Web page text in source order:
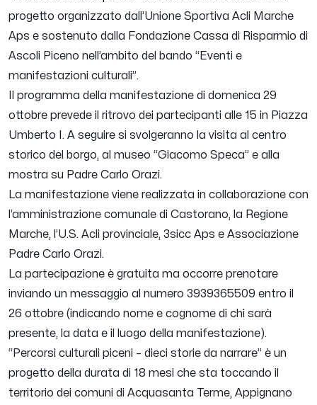
progetto organizzato dall’Unione Sportiva Acli Marche
Aps e sostenuto dalla Fondazione Cassa di Risparmio di
Ascoli Piceno nell’ambito del bando “Eventi e
manifestazioni culturali”.
Il programma della manifestazione di domenica 29
ottobre prevede il ritrovo dei partecipanti alle 15 in Piazza
Umberto I. A seguire si svolgeranno la visita al centro
storico del borgo, al museo “Giacomo Speca” e alla
mostra su Padre Carlo Orazi.
La manifestazione viene realizzata in collaborazione con
l’amministrazione comunale di Castorano, la Regione
Marche, l’U.S. Acli provinciale, 3sicc Aps e Associazione
Padre Carlo Orazi.
La partecipazione è gratuita ma occorre prenotare
inviando un messaggio al numero 3939365509 entro il
26 ottobre (indicando nome e cognome di chi sarà
presente, la data e il luogo della manifestazione).
“Percorsi culturali piceni – dieci storie da narrare” è un
progetto della durata di 18 mesi che sta toccando il
territorio dei comuni di Acquasanta Terme, Appignano